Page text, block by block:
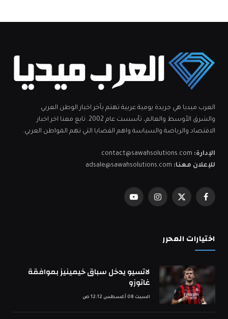
العرب ميديا هي جريدة يومية عربية تهتم بآخر اخبار الوطن العربي
والشرق الأوسط والعالم، تأسست عام 2002. تابع معنا اخر اخبار
الاقتصاد والرياضة والسياسة واهم القضايا التي تهم المواطن العربي.
الإدارة: contact@sawahsolutions.com
للإعلان معنا: adsale@sawahsolutions.com
فيسبوكX
الانستغراميوتيوب
اختيارات المحرر
لاتسيو يدخل سباق خيمينيز بموافقة
غاتوزو
السبت 08 أغسطس 12:12 ص